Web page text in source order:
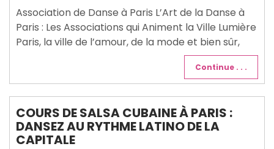
Association de Danse à Paris L’Art de la Danse à
Paris : Les Associations qui Animent la Ville Lumière
Paris, la ville de l’amour, de la mode et bien sûr,
Continue . . .
COURS DE SALSA CUBAINE À PARIS :
DANSEZ AU RYTHME LATINO DE LA
CAPITALE